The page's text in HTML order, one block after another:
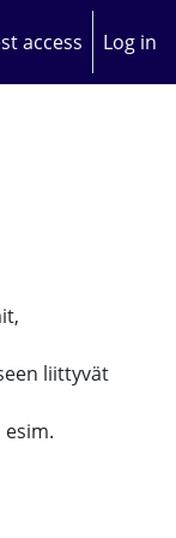
access Log in
liittyvät